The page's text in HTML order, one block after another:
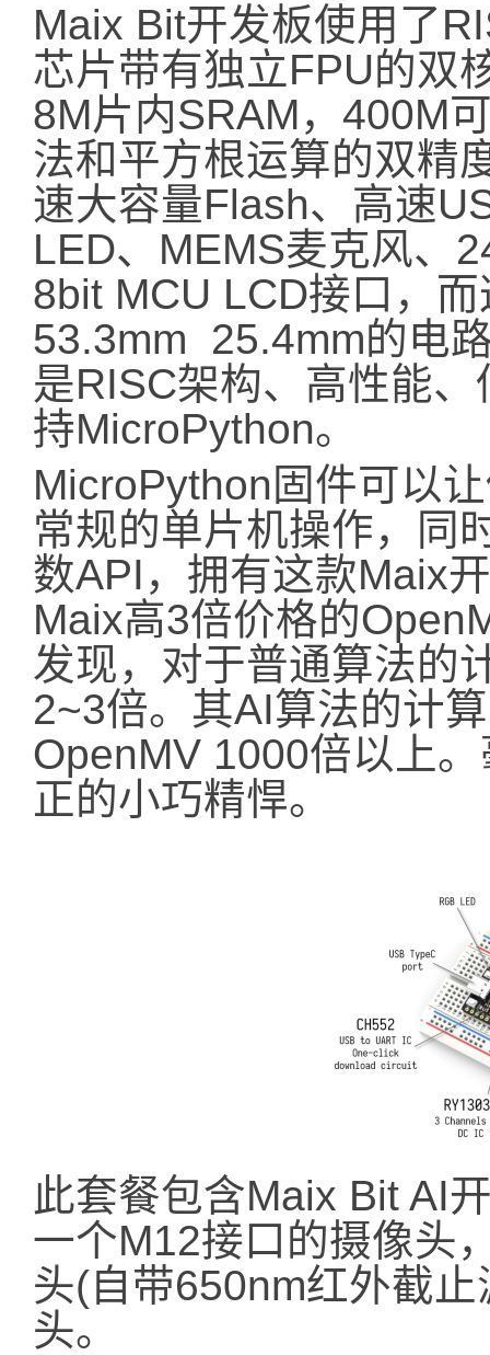
Maix Bit开发板使用了
芯片带有独立FPU的双
8M片内SRAM，400M
法和平方根运算的双精
速大容量Flash、高速
LED、MEMS麦克风、
8bit MCU LCD接口，
53.3mm 25.4mm的电
是RISC架构、高性能
持MicroPython。
MicroPython固件可以
常规的单片机操作，同
数API，拥有这款Maix
Maix高3倍价格的
发现，对于普通算法的
2~3倍。其AI算法的计
OpenMV 1000倍以上
正的小巧精悍。
此套餐包含Maix Bit AI
一个M12接口的摄像头
头(自带650nm红外截
头。